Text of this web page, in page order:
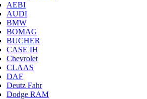
AEBI
AUDI
BMW
BOMAG
BUCHER
CASE IH
Chevrolet
CLAAS
DAF
Deutz Fahr
Dodge RAM